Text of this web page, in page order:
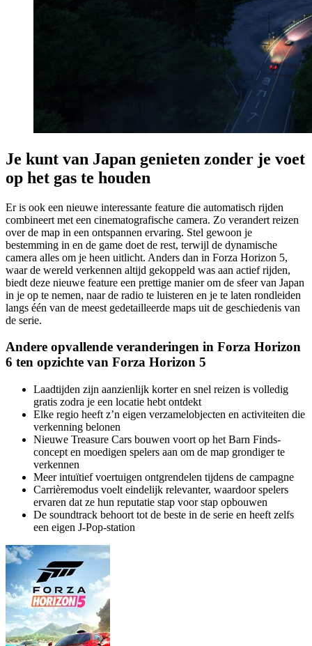
Je kunt van Japan genieten zonder je voet
op het gas te houden
Er is ook een nieuwe interessante feature die automatisch rijden
combineert met een cinematografische camera. Zo verandert reizen
over de map in een ontspannen ervaring. Stel gewoon je
bestemming in en de game doet de rest, terwijl de dynamische
camera alles om je heen uitlicht. Anders dan in Forza Horizon 5,
waar de wereld verkennen altijd gekoppeld was aan actief rijden,
biedt deze nieuwe feature een prettige manier om de sfeer van Japan
in je op te nemen, naar de radio te luisteren en je te laten rondleiden
langs één van de meest gedetailleerde maps uit de geschiedenis van
de serie.
Andere opvallende veranderingen in Forza Horizon
6 ten opzichte van Forza Horizon 5
Laadtijden zijn aanzienlijk korter en snel reizen is volledig
gratis zodra je een locatie hebt ontdekt
Elke regio heeft z’n eigen verzamelobjecten en activiteiten die
verkenning belonen
Nieuwe Treasure Cars bouwen voort op het Barn Finds-
concept en moedigen spelers aan om de map grondiger te
verkennen
Meer intuïtief voertuigen ontgrendelen tijdens de campagne
Carrièremodus voelt eindelijk relevanter, waardoor spelers
ervaren dat ze hun reputatie stap voor stap opbouwen
De soundtrack behoort tot de beste in de serie en heeft zelfs
een eigen J-Pop-station